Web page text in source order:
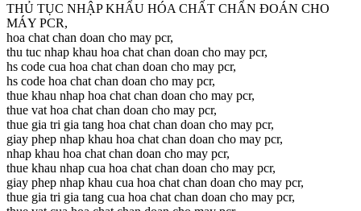
THỦ TỤC NHẬP KHẨU HÓA CHẤT CHẨN ĐOÁN CHO
MÁY PCR,
hoa chat chan doan cho may pcr,
thu tuc nhap khau hoa chat chan doan cho may pcr,
hs code cua hoa chat chan doan cho may pcr,
hs code hoa chat chan doan cho may pcr,
thue khau nhap hoa chat chan doan cho may pcr,
thue vat hoa chat chan doan cho may pcr,
thue gia tri gia tang hoa chat chan doan cho may pcr,
giay phep nhap khau hoa chat chan doan cho may pcr,
nhap khau hoa chat chan doan cho may pcr,
thue khau nhap cua hoa chat chan doan cho may pcr,
giay phep nhap khau cua hoa chat chan doan cho may pcr,
thue gia tri gia tang cua hoa chat chan doan cho may pcr,